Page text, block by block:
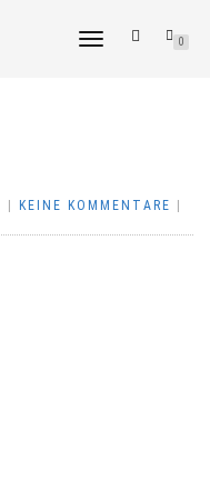
NAVIGATION
0
KEINE KOMMENTARE